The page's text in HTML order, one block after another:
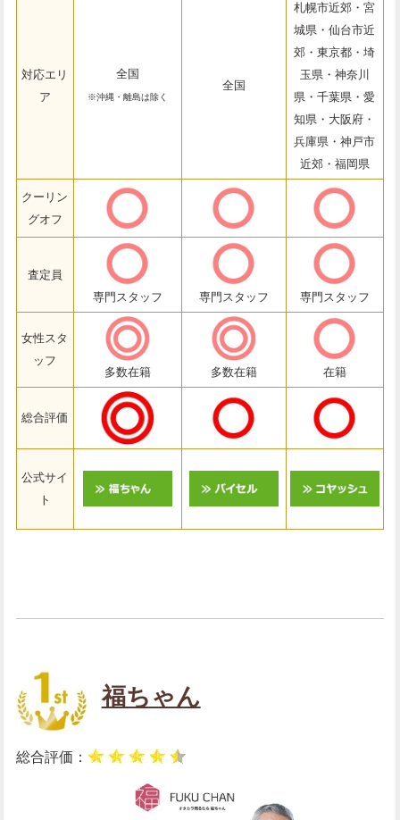
対応エリ
ア
全国
※沖縄・離島は除く
全国
札幌市近郊・宮
城県・仙台市近
郊・東京都・埼
玉県・神奈川
県・千葉県・愛
知県・大阪府・
兵庫県・神戸市
近郊・福岡県
クーリン
グオフ
査定員
専門スタッフ
専門スタッフ 専門スタッフ
女性スタ
ッフ
多数在籍
多数在籍 在籍
総合評価
公式サイ
ト
福ちゃん
総合評価：